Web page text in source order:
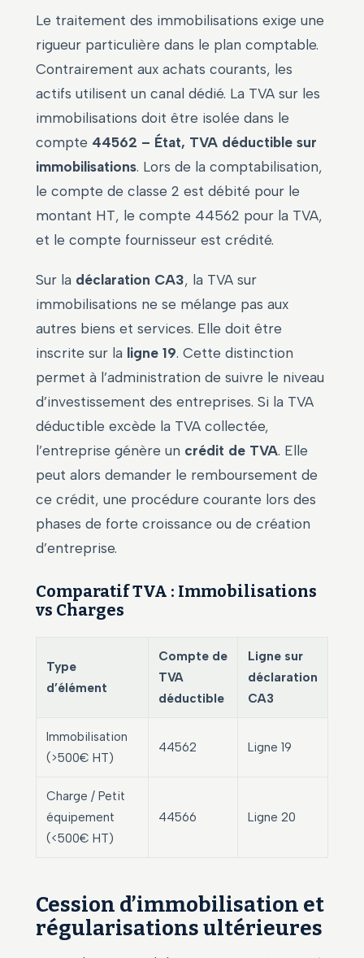
Le traitement des immobilisations exige une
rigueur particulière dans le plan comptable.
Contrairement aux achats courants, les
actifs utilisent un canal dédié. La TVA sur les
immobilisations doit être isolée dans le
compte 44562 – État, TVA déductible sur
immobilisations. Lors de la comptabilisation,
le compte de classe 2 est débité pour le
montant HT, le compte 44562 pour la TVA,
et le compte fournisseur est crédité.
Sur la déclaration CA3, la TVA sur
immobilisations ne se mélange pas aux
autres biens et services. Elle doit être
inscrite sur la ligne 19. Cette distinction
permet à l’administration de suivre le niveau
d’investissement des entreprises. Si la TVA
déductible excède la TVA collectée,
l’entreprise génère un crédit de TVA. Elle
peut alors demander le remboursement de
ce crédit, une procédure courante lors des
phases de forte croissance ou de création
d’entreprise.
Comparatif TVA : Immobilisations
vs Charges
Type
d’élément
Compte de
TVA
déductible
Ligne sur
déclaration
CA3
Immobilisation
(>500€ HT)
44562 Ligne 19
Charge / Petit
équipement
(<500€ HT)
44566 Ligne 20
Cession d’immobilisation et
régularisations ultérieures